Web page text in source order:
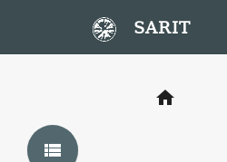
SARIT
home
view_list